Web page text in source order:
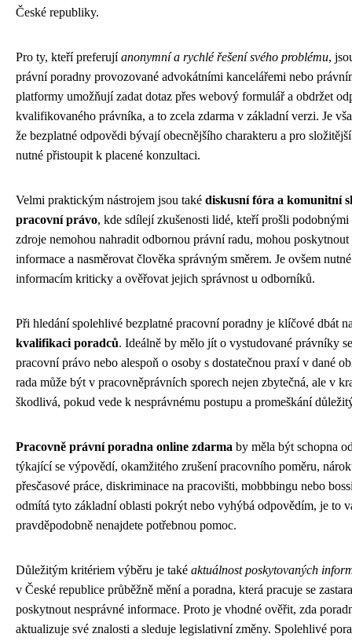
České republiky.
Pro ty, kteří preferujíanonymní a rychlé řešení svého problému,
právní poradny provozované advokátními kancelářemi nebo
platformy umožňují zadat dotaz přes webový formulář a obdržet
kvalifikovaného právníka, a to zcela zdarma v základní verzi. Je
že bezplatné odpovědi bývají obecnějšího charakteru a pro
nutné přistoupit k placené konzultaci.
Velmi praktickým nástrojem jsou také diskusní fóra a komunitní
pracovní právo, kde sdílejí zkušenosti lidé, kteří prošli
zdroje nemohou nahradit odbornou právní radu, mohou poskytnout
informace a nasměrovat člověka správným směrem. Je ovšem
informacím kriticky a ověřovat jejich správnost u odborníků.
Při hledání spolehlivé bezplatné pracovní poradny je klíčové dbát
kvalifikaci poradců. Ideálně by mělo jít o vystudované právníky
pracovní právo nebo alespoň o osoby s dostatečnou praxí v dané
rada může být v pracovněprávních sporech nejen zbytečná, ale v
škodlivá, pokud vede k nesprávnému postupu a promeškání
Pracovně právní poradna online zdarma by měla být schopna
týkající se výpovědí, okamžitého zrušení pracovního poměru,
přesčasové práce, diskriminace na pracovišti, mobbbingu nebo
odmítá tyto základní oblasti pokrýt nebo vyhýbá odpovědím, je to
pravděpodobně nenajdete potřebnou pomoc.
Důležitým kritériem výběru je také aktuálnost poskytovaných
v České republice průběžně mění a poradna, která pracuje se
poskytnout nesprávné informace. Proto je vhodné ověřit, zda
aktualizuje své znalosti a sleduje legislativní změny. Spolehlivé